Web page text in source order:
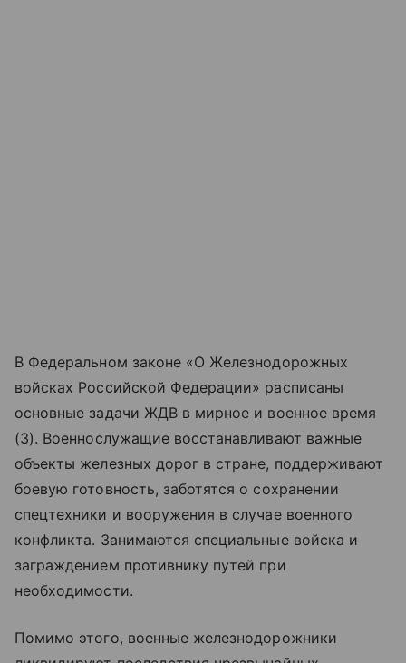
В Федеральном законе «‎‎О Железнодорожных
войсках Российской Федерации» расписаны
основные задачи ЖДВ в мирное и военное время
(3). Военнослужащие восстанавливают важные
объекты железных дорог в стране, поддерживают
боевую готовность, заботятся о сохранении
спецтехники и вооружения в случае военного
конфликта. Занимаются специальные войска и
заграждением противнику путей при
необходимости.
Помимо этого, военные железнодорожники